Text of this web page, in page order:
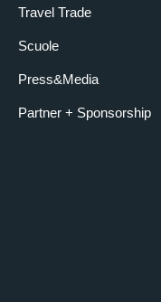
Travel Trade
Scuole
Press&Media
Partner + Sponsorship